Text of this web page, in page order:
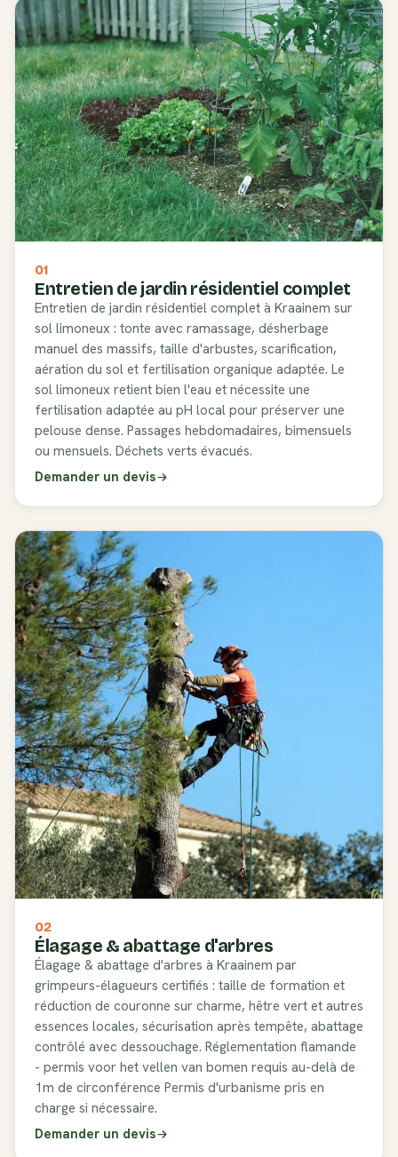
01
Entretien de jardin résidentiel complet
Entretien de jardin résidentiel complet à Kraainem sur
sol limoneux : tonte avec ramassage, désherbage
manuel des massifs, taille d'arbustes, scarification,
aération du sol et fertilisation organique adaptée. Le
sol limoneux retient bien l'eau et nécessite une
fertilisation adaptée au pH local pour préserver une
pelouse dense. Passages hebdomadaires, bimensuels
ou mensuels. Déchets verts évacués.
Demander un devis
02
Élagage & abattage d'arbres
Élagage & abattage d'arbres à Kraainem par
grimpeurs-élagueurs certifiés : taille de formation et
réduction de couronne sur charme, hêtre vert et autres
essences locales, sécurisation après tempête, abattage
contrôlé avec dessouchage. Réglementation flamande
- permis voor het vellen van bomen requis au-delà de
1m de circonférence Permis d'urbanisme pris en
charge si nécessaire.
Demander un devis